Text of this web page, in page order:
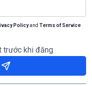
Policyand Terms of Service
trước khi đăng